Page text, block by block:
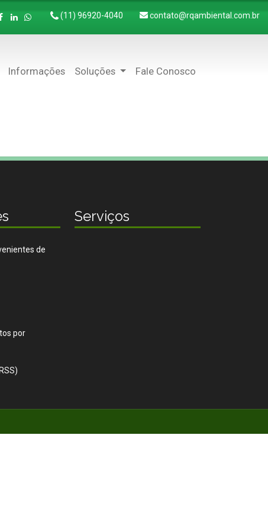
contato@rqambiental.com.br
(11) 96920-4040
Informações Soluções Fale Conosco
de
por
Serviços